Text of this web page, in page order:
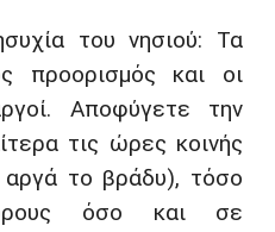
του νησιού: Τα
προορισμός και οι
Αποφύγετε την
τις ώρες κοινής
αργά το βράδυ), τόσο
όσο και σε